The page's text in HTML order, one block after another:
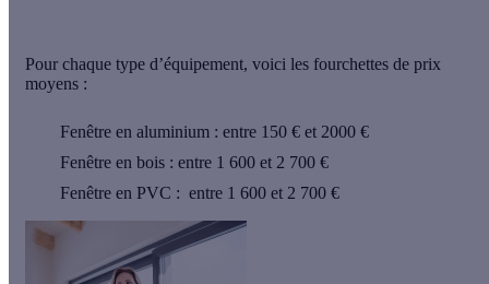
Pour chaque type d’équipement, voici les fourchettes de prix
moyens :
Fenêtre en aluminium : entre 150 € et 2000 €
Fenêtre en bois : entre 1 600 et 2 700 €
Fenêtre en PVC : entre 1 600 et 2 700 €